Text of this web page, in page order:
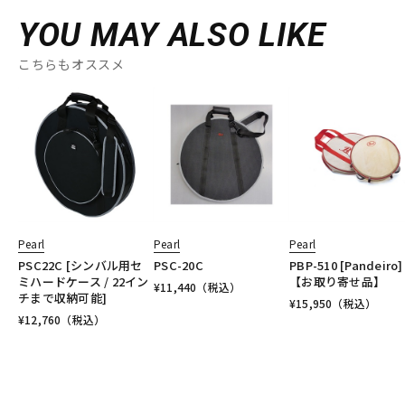
YOU MAY ALSO LIKE
こちらもオススメ
Pearl
PSC22C [シンバル用セ
ミハードケース / 22イン
チまで収納可能]
¥12,760 （税込）
Pearl
PSC-20C
¥11,440 （税込）
Pearl
PBP-510 [Pandeiro]
【お取り寄せ品】
¥15,950 （税込）